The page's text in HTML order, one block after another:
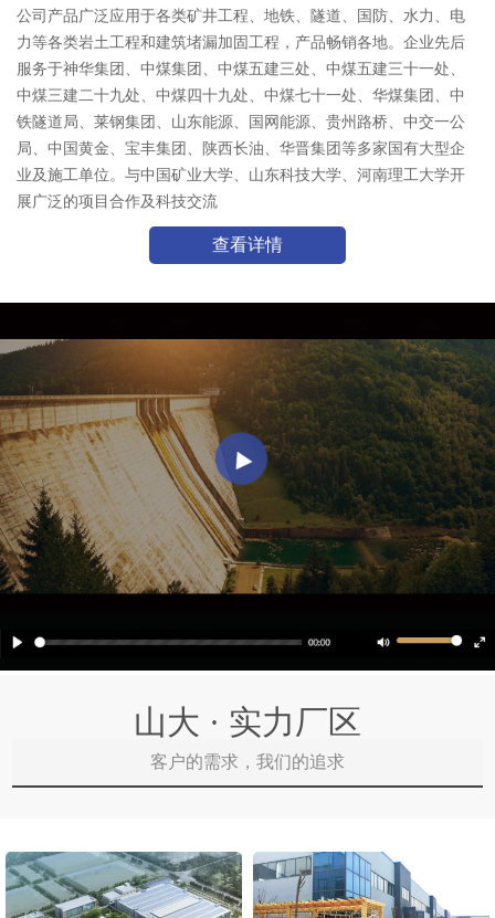
公司产品广泛应用于各类矿井工程、地铁、隧道、国防、水力、电
力等各类岩土工程和建筑堵漏加固工程，产品畅销各地。企业先后
服务于神华集团、中煤集团、中煤五建三处、中煤五建三十一处、
中煤三建二十九处、中煤四十九处、中煤七十一处、华煤集团、中
铁隧道局、莱钢集团、山东能源、国网能源、贵州路桥、中交一公
局、中国黄金、宝丰集团、陕西长油、华晋集团等多家国有大型企
业及施工单位。与中国矿业大学、山东科技大学、河南理工大学开
展广泛的项目合作及科技交流
查看详情
山大 · 实力厂区
客户的需求，我们的追求